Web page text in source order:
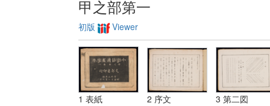
甲之部第一
初版 Viewer
1 表紙 2 序文 3 第二図